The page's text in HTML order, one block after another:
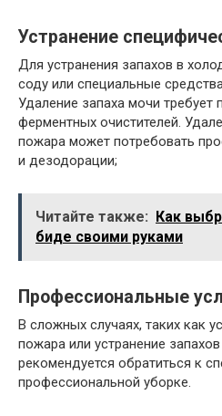
Устранение
Для устранения запахов в
соду или специальные
Удаление запаха мочи требует
ферментных очистителей.
пожара может потребовать
и дезодорации;
Читайте также: Как
биде своими руками
Профессиональные
В сложных случаях, таких как
пожара или устранение
рекомендуется обратиться к
профессиональной уборке.